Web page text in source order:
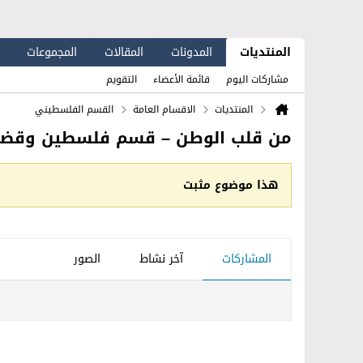
المنتديات المدونات المقالات المجموعات
مشاركات اليوم قائمة الأعضاء
التقويم
المنتديات
الاقسام العامة القسم الفلسطيني
من قلب الوطن – قسم فلسطين
هذا موضوع مثبت
المشاركات آخر نشاط
الصور